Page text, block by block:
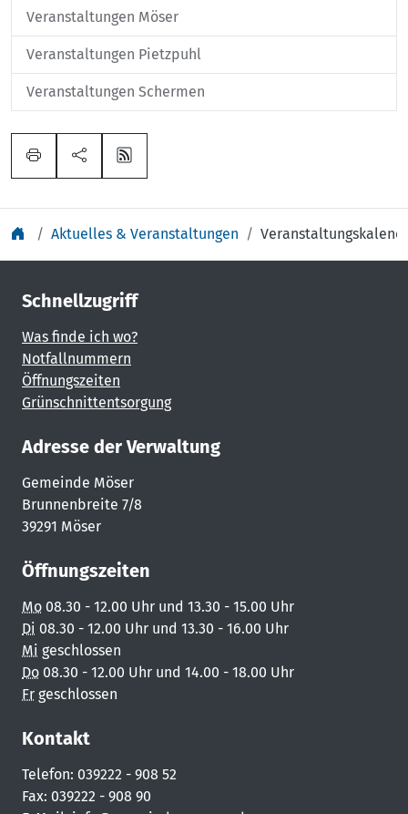
Veranstaltungen Möser
Veranstaltungen Pietzpuhl
Veranstaltungen Schermen
Aktuelles & Veranstaltungen
Schnellzugriff
Was finde ich wo?
Notfallnummern
Öffnungszeiten
Grünschnittentsorgung
Adresse der Verwaltung
Gemeinde Möser
Brunnenbreite 7/8
39291 Möser
Öffnungszeiten
Mo 08.30 - 12.00 Uhr und 13.30 - 15.00 Uhr
Di 08.30 - 12.00 Uhr und 13.30 - 16.00 Uhr
Mi geschlossen
Do 08.30 - 12.00 Uhr und 14.00 - 18.00 Uhr
Fr geschlossen
Kontakt
Telefon: 039222 - 908 52
Fax: 039222 - 908 90